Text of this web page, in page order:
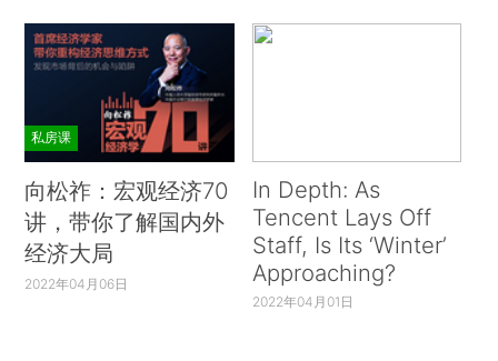
私房课
向松祚：宏观经济70
讲，带你了解国内外
经济大局
2022年04月06日
In Depth: As
Tencent Lays Off
Staff, Is Its ‘Winter’
Approaching?
2022年04月01日